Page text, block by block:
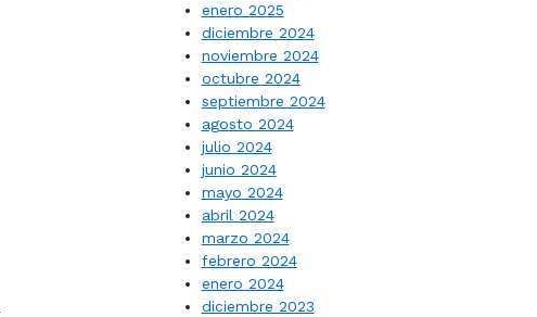
enero 2025
diciembre 2024
noviembre 2024
octubre 2024
septiembre 2024
agosto 2024
julio 2024
junio 2024
mayo 2024
abril 2024
marzo 2024
febrero 2024
enero 2024
diciembre 2023